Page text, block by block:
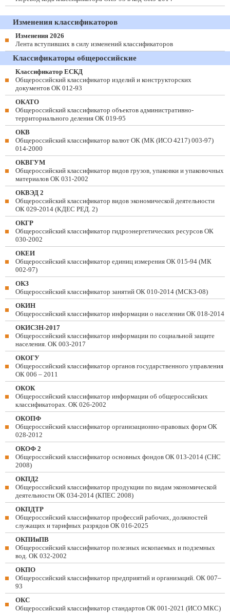
Изменения классификаторов
Изменения 2026
Лента вступивших в силу изменений классификаторов
Классификаторы общероссийские
Классификатор ЕСКД
Общероссийский классификатор изделий и конструкторских
документов ОК 012-93
ОКАТО
Общероссийский классификатор объектов административно-
территориального деления ОК 019-95
ОКВ
Общероссийский классификатор валют ОК (МК (ИСО 4217) 003-97)
014-2000
ОКВГУМ
Общероссийский классификатор видов грузов, упаковки и упаковочных
материалов ОК 031-2002
ОКВЭД 2
Общероссийский классификатор видов экономической деятельности
ОК 029-2014 (КДЕС РЕД. 2)
ОКГР
Общероссийский классификатор гидроэнергетических ресурсов ОК
030-2002
ОКЕИ
Общероссийский классификатор единиц измерения ОК 015-94 (МК
002-97)
ОКЗ
Общероссийский классификатор занятий ОК 010-2014 (МСКЗ-08)
ОКИН
Общероссийский классификатор информации о населении ОК 018-2014
ОКИСЗН-2017
Общероссийский классификатор информации по социальной защите
населения. ОК 003-2017
ОКОГУ
Общероссийский классификатор органов государственного управления
ОК 006 – 2011
ОКОК
Общероссийский классификатор информации об общероссийских
классификаторах. ОК 026-2002
ОКОПФ
Общероссийский классификатор организационно-правовых форм ОК
028-2012
ОКОФ 2
Общероссийский классификатор основных фондов ОК 013-2014 (СНС
2008)
ОКПД2
Общероссийский классификатор продукции по видам экономической
деятельности ОК 034-2014 (КПЕС 2008)
ОКПДТР
Общероссийский классификатор профессий рабочих, должностей
служащих и тарифных разрядов ОК 016-2025
ОКПИиПВ
Общероссийский классификатор полезных ископаемых и подземных
вод. ОК 032-2002
ОКПО
Общероссийский классификатор предприятий и организаций. ОК 007–
93
ОКС
Общероссийский классификатор стандартов ОК 001-2021 (ИСО МКС)